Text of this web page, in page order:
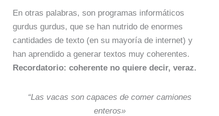
En otras palabras, son programas informáticos
gurdus gurdus, que se han nutrido de enormes
cantidades de texto (en su mayoría de internet) y
han aprendido a generar textos muy coherentes.
Recordatorio: coherente no quiere decir, veraz.
“Las vacas son capaces de comer camiones
enteros»